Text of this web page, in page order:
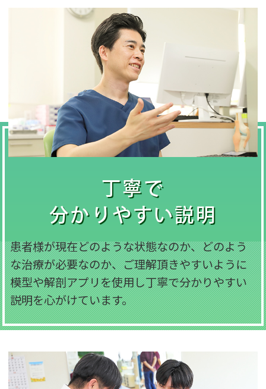
丁寧で
分かりやすい説明
患者様が現在どのような状態なのか、どのよう
な治療が必要なのか、ご理解頂きやすいように
模型や解剖アプリを使用し丁寧で分かりやすい
説明を心がけています。